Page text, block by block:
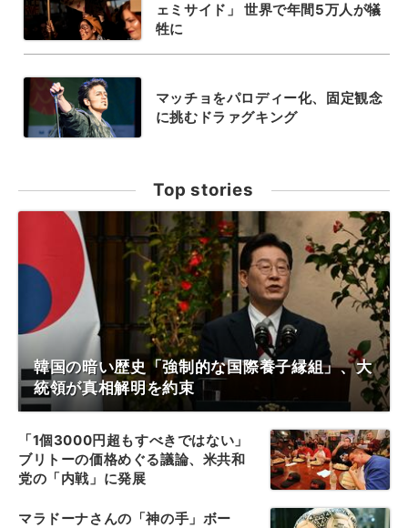
ェミサイド」 世界で年間5万人が犠
牲に
マッチョをパロディー化、固定観念
に挑むドラァグキング
Top stories
韓国の暗い歴史「強制的な国際養子縁組」、大
統領が真相解明を約束
「1個3000円超もすべきではない」
ブリトーの価格めぐる議論、米共和
党の「内戦」に発展
マラドーナさんの「神の手」ボー